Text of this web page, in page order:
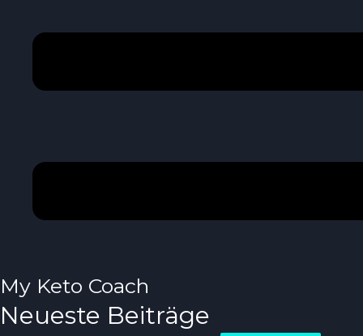
My Keto Coach
Neueste Beiträge